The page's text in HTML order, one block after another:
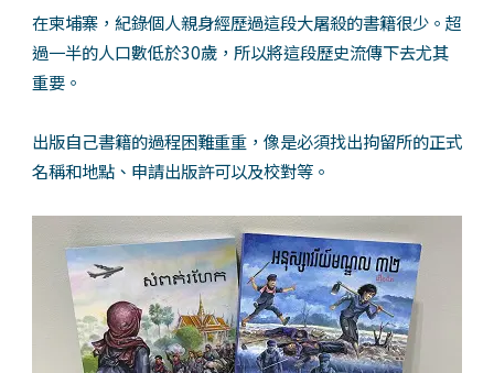
在柬埔寨，紀錄個人親身經歷過這段大屠殺的書籍很少。超
過一半的人口數低於30歲，所以將這段歷史流傳下去尤其
重要。
出版自己書籍的過程困難重重，像是必須找出拘留所的正式
名稱和地點、申請出版許可以及校對等。